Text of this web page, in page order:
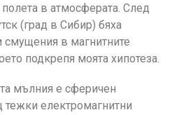
в атмосферата. След
(град в Сибир) бяха
смущения в магнитните
подкрепя моята хипотеза.
мълния е сферичен
тежки електромагнитни